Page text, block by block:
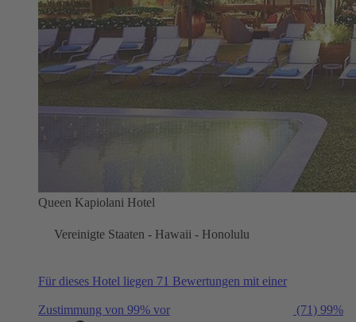
Queen Kapiolani Hotel
Vereinigte Staaten - Hawaii - Honolulu
Für dieses Hotel liegen 71 Bewertungen mit einer
Zustimmung von 99% vor (71) 99%